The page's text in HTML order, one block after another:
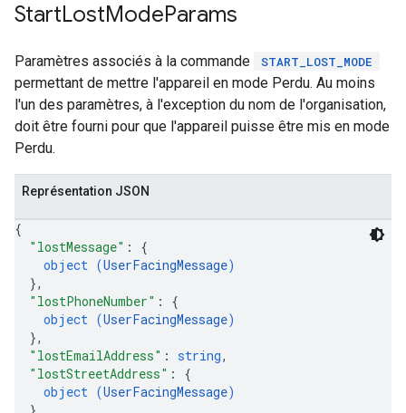
StartLostModeParams
Paramètres associés à la commande START_LOST_MODE
permettant de mettre l'appareil en mode Perdu. Au moins
l'un des paramètres, à l'exception du nom de l'organisation,
doit être fourni pour que l'appareil puisse être mis en mode
Perdu.
Représentation JSON
{
"lostMessage" : {
object (UserFacingMessage)
},
"lostPhoneNumber" : {
object (UserFacingMessage)
},
"lostEmailAddress" : string,
"lostStreetAddress" : {
object (UserFacingMessage)